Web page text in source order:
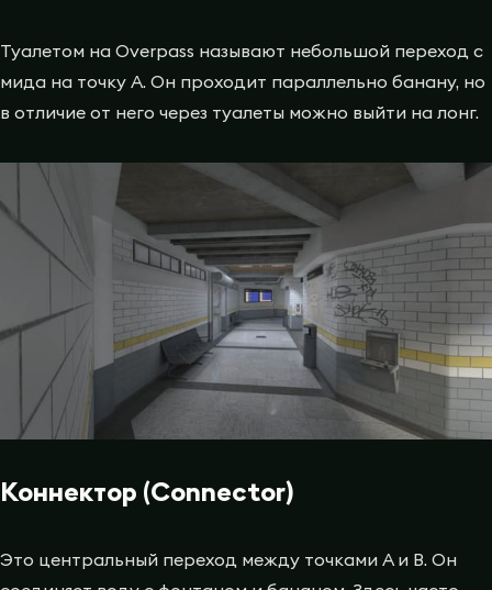
Туалетом на Overpass называют небольшой переход с
мида на точку A. Он проходит параллельно банану, но
в отличие от него через туалеты можно выйти на лонг.
Коннектор (Connector)
Это центральный переход между точками A и B. Он